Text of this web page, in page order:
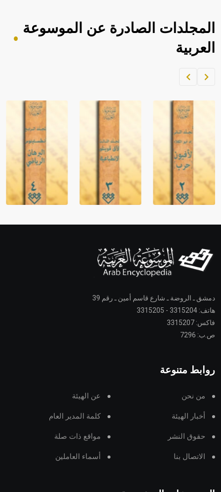
المجلدات الصادرة عن الموسوعة
العربية
دمشق ـ الروضة ـ شارع قاسم أمين ـ رقم 39
هاتف: 3315204 - 3315205
فاكس: 3315207
ص.ب: 7296
روابط متنوعة
من نحن عن الهيئة
أخبار الهيئة كلمة المدير العام
حقوق النشر مواقع ذات صلة
الاتصال بنا أسماء العاملين